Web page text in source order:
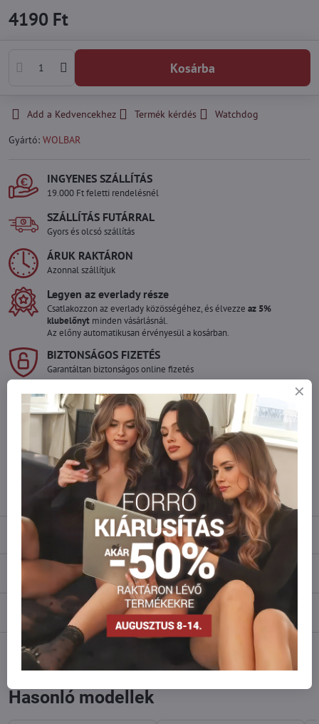
4190 Ft
Kosárba
Add a Kedvencekhez Termék kérdés
Watchdog
Gyártó: WOLBAR
INGYENES SZÁLLÍTÁS
19.000 Ft feletti rendelésnél
SZÁLLÍTÁS FUTÁRRAL
Gyors és olcsó szállítás
ÁRUK RAKTÁRON
Azonnal szállítjuk
Legyen az everlady része
Csatlakozzon az everlady közösségéhez, és élvezze az 5%
klubelőnyt minden vásárlásnál.
Az előny automatikusan érvényesül a kosárban.
BIZTONSÁGOS FIZETÉS
Garantáltan biztonságos online fizetés
Szeretne több terméket rendelni mint
amennyi raktáron van?
Ne habozzon kapcsolatba lépni velünk, raktárra szállítjuk az árut!
info​@everlady​.eu
Leírás
0
Fórum 0
Facebook Reddit LinkedIn
mail
Hasonló modellek